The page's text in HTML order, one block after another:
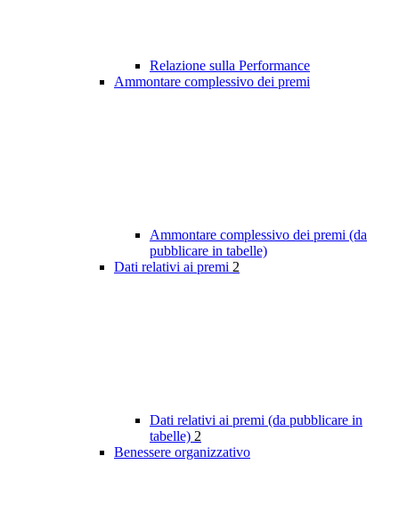
Relazione sulla Performance
Ammontare complessivo dei premi
Ammontare complessivo dei premi (da
pubblicare in tabelle)
Dati relativi ai premi 2
Dati relativi ai premi (da pubblicare in
tabelle) 2
Benessere organizzativo